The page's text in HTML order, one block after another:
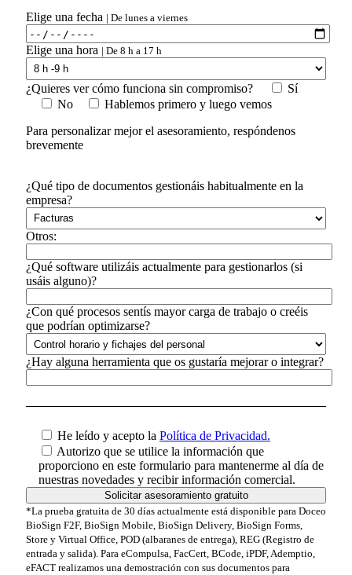
Elige una fecha | De lunes a viernes
Elige una hora | De 8 h a 17 h
¿Quieres ver cómo funciona sin compromiso?
Sí
No
Hablemos primero y luego vemos
Para personalizar mejor el asesoramiento, respóndenos
brevemente
¿Qué tipo de documentos gestionáis habitualmente en la
empresa?
Otros:
¿Qué software utilizáis actualmente para gestionarlos (si
usáis alguno)?
¿Con qué procesos sentís mayor carga de trabajo o creéis
que podrían optimizarse?
¿Hay alguna herramienta que os gustaría mejorar o integrar?
He leído y acepto la Política de Privacidad.
Autorizo que se utilice la información que
proporciono en este formulario para mantenerme al día de
nuestras novedades y recibir información comercial.
*La prueba gratuita de 30 días actualmente está disponible para Doceo
BioSign F2F, BioSign Mobile, BioSign Delivery, BioSign Forms,
Store y Virtual Office, POD (albaranes de entrega), REG (Registro de
entrada y salida). Para eCompulsa, FacCert, BCode, iPDF, Ademptio,
eFACT realizamos una demostración con sus documentos para